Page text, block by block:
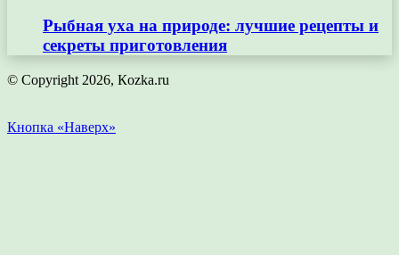
Рыбная уха на природе: лучшие рецепты и
секреты приготовления
© Copyright 2026, Кozka.ru
Кнопка «Наверх»